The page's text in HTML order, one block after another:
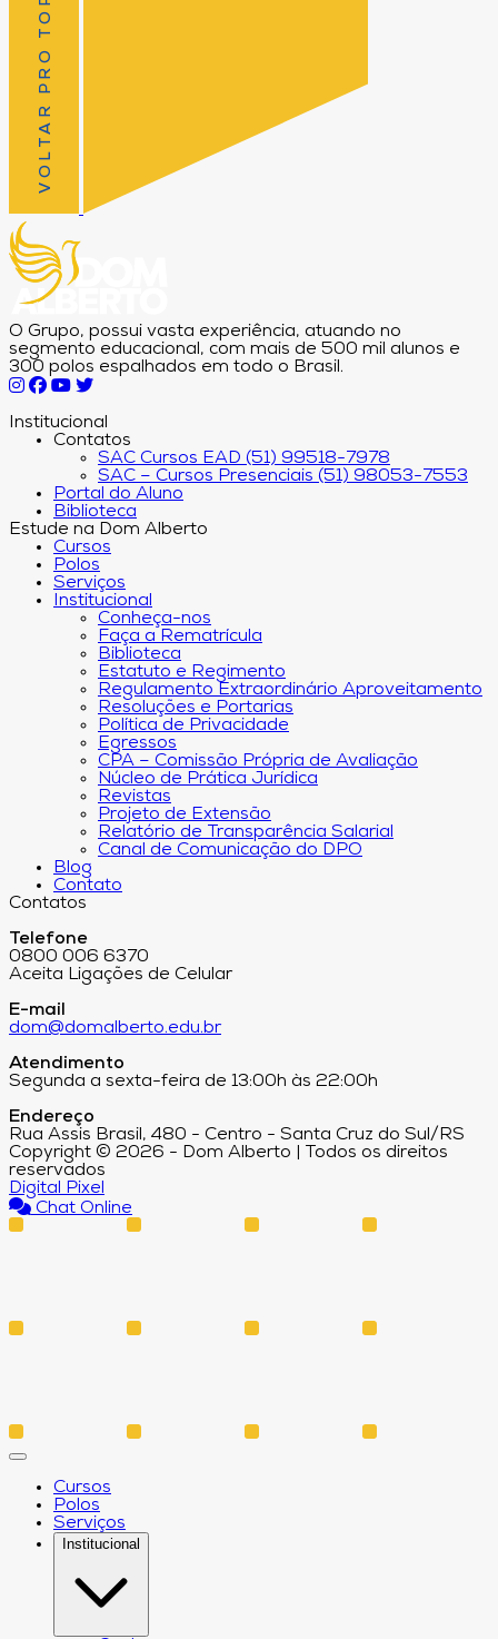
VOLTAR PRO TOPO
O Grupo, possui vasta experiência, atuando no
segmento educacional, com mais de 500 mil alunos e
300 polos espalhados em todo o Brasil.
Institucional
Contatos
SAC Cursos EAD (51) 99518-7978
SAC – Cursos Presenciais (51) 98053-7553
Portal do Aluno
Biblioteca
Estude na Dom Alberto
Cursos
Polos
Serviços
Institucional
Conheça-nos
Faça a Rematrícula
Biblioteca
Estatuto e Regimento
Regulamento Extraordinário Aproveitamento
Resoluções e Portarias
Política de Privacidade
Egressos
CPA – Comissão Própria de Avaliação
Núcleo de Prática Jurídica
Revistas
Projeto de Extensão
Relatório de Transparência Salarial
Canal de Comunicação do DPO
Blog
Contato
Contatos
Telefone
0800 006 6370
Aceita Ligações de Celular
E-mail
dom@domalberto.edu.br
Atendimento
Segunda a sexta-feira de 13:00h às 22:00h
Endereço
Rua Assis Brasil, 480 - Centro - Santa Cruz do Sul/RS
Copyright © 2026 - Dom Alberto | Todos os direitos
reservados
Digital Pixel
Chat Online
Cursos
Polos
Serviços
Institucional